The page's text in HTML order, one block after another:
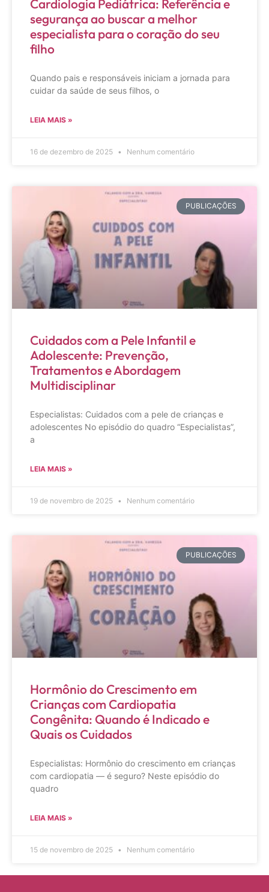
Cardiologia Pediátrica: Referência e
segurança ao buscar a melhor
especialista para o coração do seu
filho
Quando pais e responsáveis iniciam a jornada para
cuidar da saúde de seus filhos, o
LEIA MAIS »
16 de dezembro de 2025 Nenhum comentário
PUBLICAÇÕES
Cuidados com a Pele Infantil e
Adolescente: Prevenção,
Tratamentos e Abordagem
Multidisciplinar
Especialistas: Cuidados com a pele de crianças e
adolescentes No episódio do quadro “Especialistas”,
a
LEIA MAIS »
19 de novembro de 2025 Nenhum comentário
PUBLICAÇÕES
Hormônio do Crescimento em
Crianças com Cardiopatia
Congênita: Quando é Indicado e
Quais os Cuidados
Especialistas: Hormônio do crescimento em crianças
com cardiopatia — é seguro? Neste episódio do
quadro
LEIA MAIS »
15 de novembro de 2025 Nenhum comentário